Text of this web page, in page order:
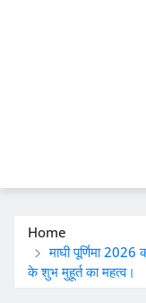
Home
माघी पूर्णिमा
के शुभ मुहूर्त का महत्व।